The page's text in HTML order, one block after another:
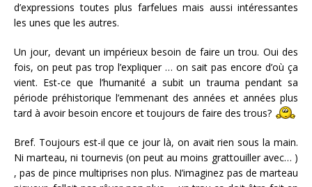
d’expressions toutes plus farfelues mais aussi intéressantes
les unes que les autres.
Un jour, devant un impérieux besoin de faire un trou. Oui des
fois, on peut pas trop l’expliquer … on sait pas encore d’où ça
vient. Est-ce que l’humanité a subit un trauma pendant sa
période préhistorique l’emmenant des années et années plus
tard à avoir besoin encore et toujours de faire des trous?
Bref. Toujours est-il que ce jour là, on avait rien sous la main.
Ni marteau, ni tournevis (on peut au moins grattouiller avec… )
, pas de pince multiprises non plus. N’imaginez pas de marteau